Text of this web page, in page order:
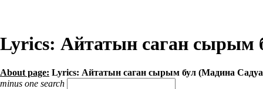
Lyrics: Айтатын саган сырым
About page: Lyrics: Айтатын саган сырым бул (Мадина
minus one search